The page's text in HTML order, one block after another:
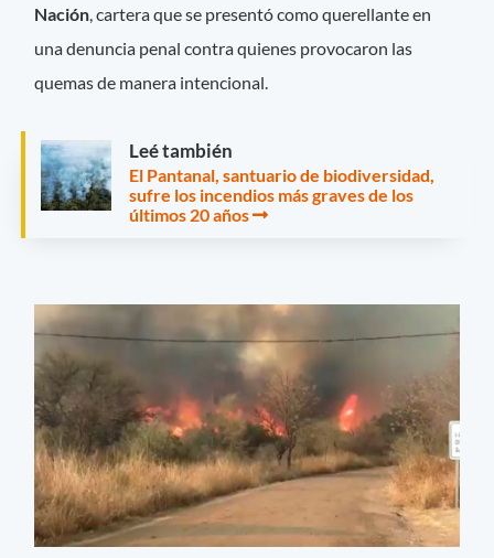
Nación, cartera que se presentó como querellante en
una denuncia penal contra quienes provocaron las
quemas de manera intencional.
Leé también
El Pantanal, santuario de biodiversidad,
sufre los incendios más graves de los
últimos 20 años